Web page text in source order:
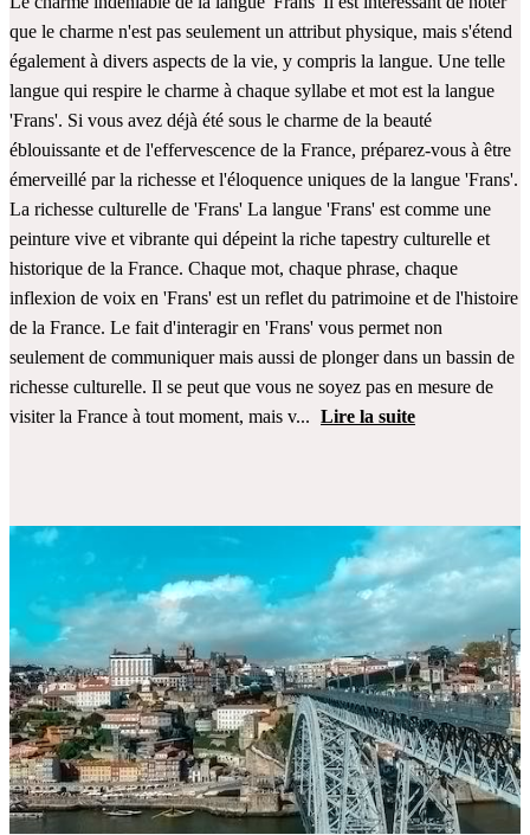
que le charme n'est pas seulement un attribut physique, mais s'étend
également à divers aspects de la vie, y compris la langue. Une telle
langue qui respire le charme à chaque syllabe et mot est la langue
'Frans'. Si vous avez déjà été sous le charme de la beauté
éblouissante et de l'effervescence de la France, préparez-vous à être
émerveillé par la richesse et l'éloquence uniques de la langue 'Frans'.
La richesse culturelle de 'Frans' La langue 'Frans' est comme une
peinture vive et vibrante qui dépeint la riche tapestry culturelle et
historique de la France. Chaque mot, chaque phrase, chaque
inflexion de voix en 'Frans' est un reflet du patrimoine et de l'histoire
de la France. Le fait d'interagir en 'Frans' vous permet non
seulement de communiquer mais aussi de plonger dans un bassin de
richesse culturelle. Il se peut que vous ne soyez pas en mesure de
visiter la France à tout moment, mais v... Lire la suite